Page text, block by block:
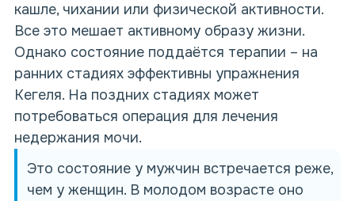
кашле, чихании или физической активности.
Все это мешает активному образу жизни.
Однако состояние поддаётся терапии – на
ранних стадиях эффективны упражнения
Кегеля. На поздних стадиях может
потребоваться операция для лечения
недержания мочи.
Это состояние у мужчин встречается реже,
чем у женщин. В молодом возрасте оно